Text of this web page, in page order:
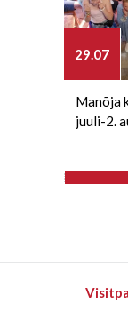
29.07
Manõja
juuli-2.